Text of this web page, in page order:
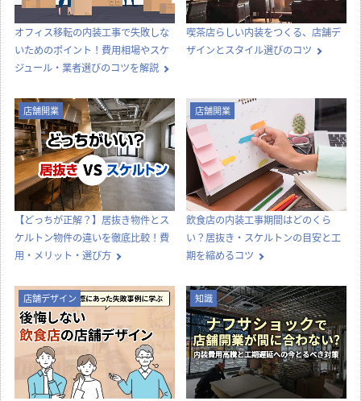
オフィス移転の内装工事で失敗しな
いためのポイント！費用相場やスケ
ジュール・業者選びのコツを解説
喫茶店らしい内装をつくる、店舗デ
ザインとスタイル選びのコツ
店舗開業
【どっちが正解？】居抜き物件とス
ケルトン物件の違いを徹底比較！費
用・メリット・選び方
店舗開業
飲食店の内装工事期間はどのくら
い？居抜き・スケルトンの目安と工
期を縮めるコツ
店舗デザイン 知識